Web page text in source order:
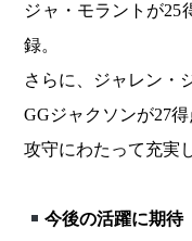
ジャ・モラントが25
録。
さらに、ジャレン・
GGジャクソンが27得
攻守にわたって充実
今後の活躍に期待